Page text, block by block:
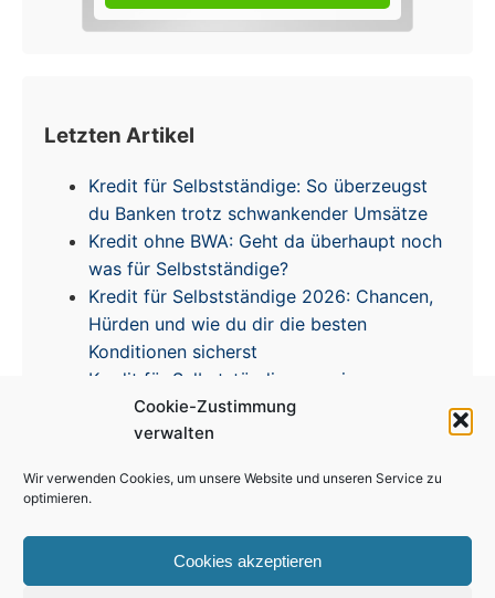
Cookie-Zustimmung
verwalten
Wir verwenden Cookies, um unsere Website und unseren Service zu
optimieren.
Cookies akzeptieren
Letzten Artikel
Kredit für Selbstständige: So überzeugst
du Banken trotz schwankender Umsätze
Kredit ohne BWA: Geht da überhaupt noch
was für Selbstständige?
Kredit für Selbstständige 2026: Chancen,
Hürden und wie du dir die besten
Konditionen sicherst
Kredit für Selbstständige – meine
Erfahrungen & Tipps zur Zinsentwicklung
Impressum | Disclaimer | Datenschutz | Cookie